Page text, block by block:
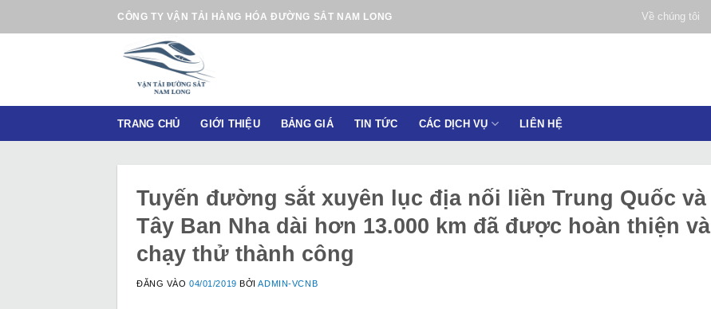
n
CÔNG TY VẬN TẢI HÀNG HÓA ĐƯỜNG SẮT NAM LONG Về chúng tôi
TRANG CHỦ GIỚI THIỆU BẢNG GIÁ TIN TỨC CÁC DỊCH VỤ LIÊN HỆ
Tuyến đường sắt xuyên lục địa nối liền Trung Quốc và
Tây Ban Nha dài hơn 13.000 km đã được hoàn thiện và
chạy thử thành công
ĐĂNG VÀO04/01/2019 BỞIADMIN-VCNB